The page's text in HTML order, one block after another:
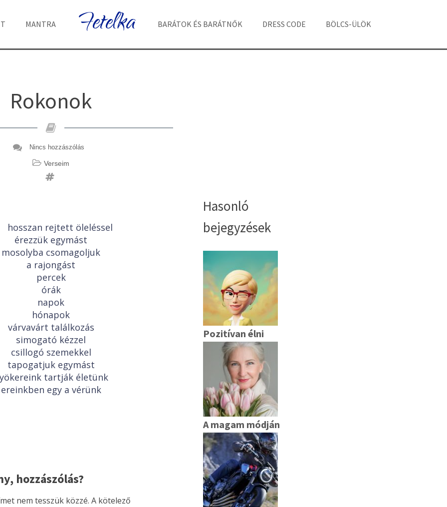
MANTRA Fetelka BARÁTOK ÉS BARÁTNŐK DRESS CODE BÖLCS-ÜLÖK
Rokonok
Nincs hozzászólás
Verseim
hosszan rejtett öleléssel
érezzük egymást
mosolyba csomagoljuk
a rajongást
percek
órák
napok
hónapok
várvavárt találkozás
simogató kézzel
csillogó szemekkel
tapogatjuk egymást
tartják életünk
ereinkben egy a vérünk
hozzászólás?
nem tesszük közzé. A kötelező
Hasonló
bejegyzések
Pozitívan élni
A magam módján